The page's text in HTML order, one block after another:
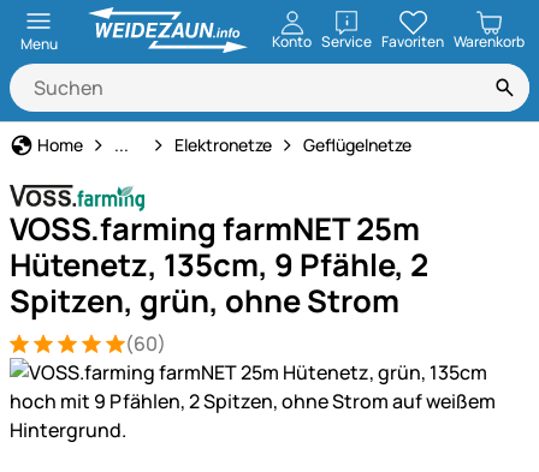
Menu Konto ServiceöffnenFavoriten Warenkorb
Home Weidezaun
... Elektronetze Geflügelnetze
VOSS.farming farmNET 25m
Hütenetz, 135cm, 9 Pfähle, 2
Spitzen, grün, ohne Strom
Bewertung: 5 von 5 (60 Bewertungen)
60 Bewertungen
(60)
Produktgalerie